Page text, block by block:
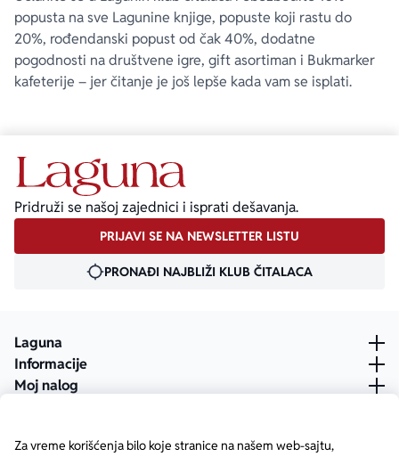
Za vreme korišćenja bilo koje stranice na našem web-sajtu,
popusta na sve Lagunine knjige, popuste koji rastu do
20%, rođendanski popust od čak 40%, dodatne
pogodnosti na društvene igre, gift asortiman i Bukmarker
kafeterije – jer čitanje je još lepše kada vam se isplati.
Pridruži se našoj zajednici i isprati dešavanja.
PRIJAVI SE NA NEWSLETTER LISTU
PRONAĐI NAJBLIŽI KLUB ČITALACA
Laguna
Informacije
Moj nalog